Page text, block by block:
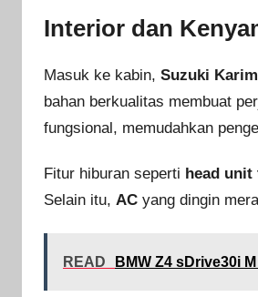
Interior dan
Masuk ke kabin, Suzuki
bahan berkualitas membuat
fungsional, memudahkan
Fitur hiburan seperti head
Selain itu, AC yang dingin
READ BMW Z4 sDrive30i